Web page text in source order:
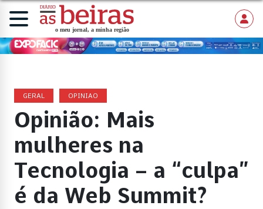
GERAL OPINIAO
Opinião: Mais
mulheres na
Tecnologia – a “culpa”
é da Web Summit?